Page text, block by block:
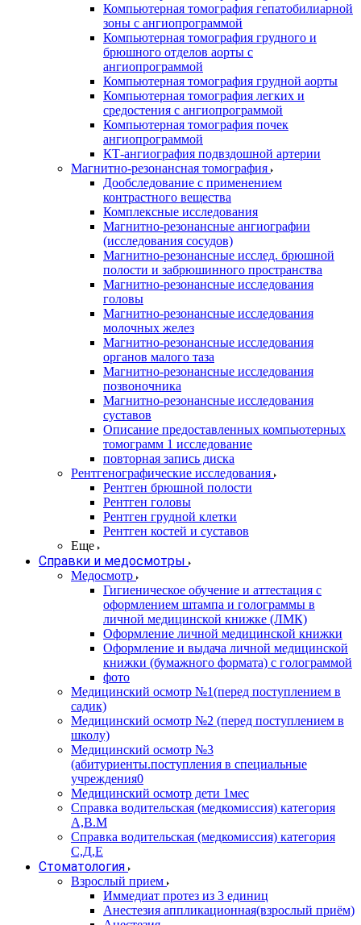
Компьютерная томография гепатобилиарной
зоны с ангиопрограммой
Компьютерная томография грудного и
брюшного отделов аорты с
ангиопрограммой
Компьютерная томография грудной аорты
Компьютерная томография легких и
средостения с ангиопрограммой
Компьютерная томография почек
ангиопрограммой
КТ-ангиография подвздошной артерии
Магнитно-резонансная томография
Дообследование с применением
контрастного вещества
Комплексные исследования
Магнитно-резонансные ангиографии
(исследования сосудов)
Магнитно-резонансные исслед. брюшной
полости и забрюшинного пространства
Магнитно-резонансные исследования
головы
Магнитно-резонансные исследования
молочных желез
Магнитно-резонансные исследования
органов малого таза
Магнитно-резонансные исследования
позвоночника
Магнитно-резонансные исследования
суставов
Описание предоставленных компьютерных
томограмм 1 исследование
повторная запись диска
Рентгенографические исследования
Рентген брюшной полости
Рентген головы
Рентген грудной клетки
Рентген костей и суставов
Еще
Справки и медосмотры
Медосмотр
Гигиеническое обучение и аттестация с
оформлением штампа и голограммы в
личной медицинской книжке (ЛМК)
Оформление личной медицинской книжки
Оформление и выдача личной медицинской
книжки (бумажного формата) с голограммой
фото
Медицинский осмотр №1(перед поступлением в
садик)
Медицинский осмотр №2 (перед поступлением в
школу)
Медицинский осмотр №3
(абитуриенты.поступления в специальные
учреждения0
Медицинский осмотр дети 1мес
Справка водительская (медкомиссия) категория
А,В.М
Справка водительская (медкомиссия) категория
С,Д,Е
Стоматология
Взрослый прием
Иммедиат протез из 3 единиц
Анестезия аппликационная(взрослый приём)